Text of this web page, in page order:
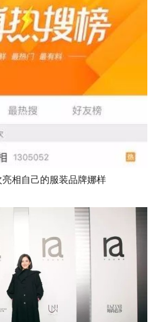
相自己的服装品牌娜样